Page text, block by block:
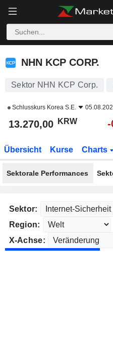
NHN KCP CORP.
NHN KCP CORP.
Sektor NHN KCP Corp.
Schlusskurs Korea S.E.
13.270,00 KRW -
Übersicht Kurse Charts
Sektorale Performances
Sektor:
Region:
X-Achse: